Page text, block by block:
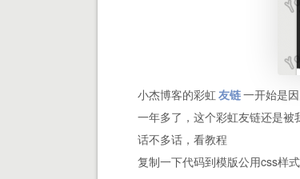
小杰博客的彩虹友链一开始是
一年多了，这个彩虹友链还是被
话不多话，看教程
复制一下代码到模版公用css样